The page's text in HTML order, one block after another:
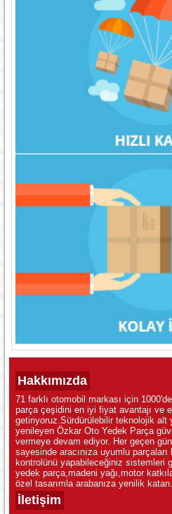
Hakkımızda
71 farklı otomobil markası için
parça çeşidini en iyi fiyat avantajı ve
getiriyoruz.Sürdürülebilir teknolojik alt
yenileyen Özkar Oto Yedek Parça
vermeye devam ediyor. Her geçen
sayesinde aracınıza uyumlu
kontrolünü yapabileceğiniz sistemleri
yedek parça,madeni yağı,motor
özel tasarımla arabanıza yenilik
İletişim